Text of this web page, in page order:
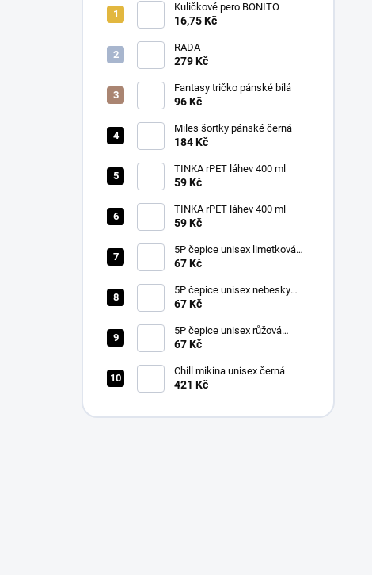
Kuličkové pero BONITO
16,75 Kč
RADA
279 Kč
Fantasy tričko pánské bílá
96 Kč
Miles šortky pánské černá
184 Kč
TINKA rPET láhev 400 ml
59 Kč
TINKA rPET láhev 400 ml
59 Kč
5P čepice unisex limetková
nastavitelná
67 Kč
5P čepice unisex nebesky
modrá nastavitelná
67 Kč
5P čepice unisex růžová
nastavitelná
67 Kč
Chill mikina unisex černá
421 Kč